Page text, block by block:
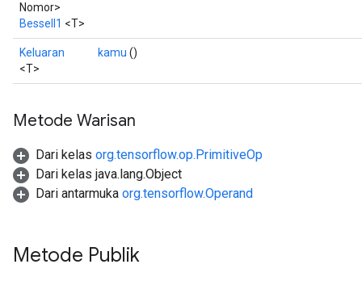
Nomor>
BesselI1 <T>
Keluaran
<T>
kamu ()
Metode Warisan
Dari kelas org.tensorflow.op.PrimitiveOp
Dari kelas java.lang.Object
Dari antarmuka org.tensorflow.Operand
Metode Publik